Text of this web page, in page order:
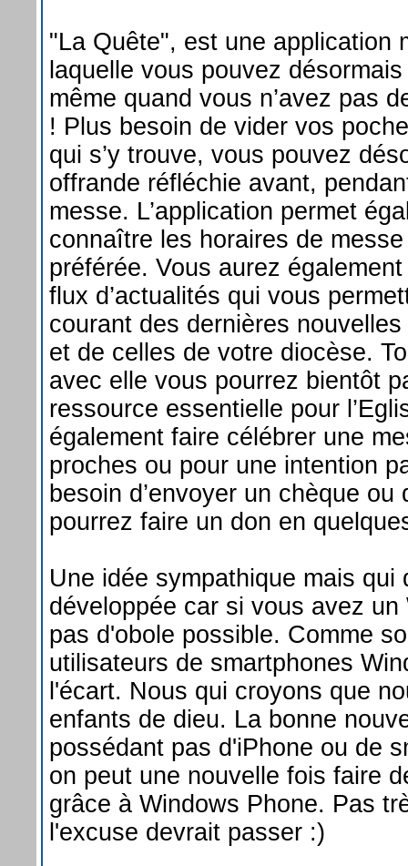
"La Quête", est une application
laquelle vous pouvez
même quand vous n’avez pas
! Plus besoin de vider vos
qui s’y trouve, vous pouvez
offrande réfléchie avant,
messe. L’application permet
connaître les horaires de
préférée. Vous aurez
flux d’actualités qui vous
courant des dernières
et de celles de votre diocèse.
avec elle vous pourrez bientôt
ressource essentielle pour
également faire célébrer une
proches ou pour une intention
besoin d’envoyer un chèque
pourrez faire un don en
Une idée sympathique mais qui
développée car si vous avez
pas d'obole possible. Comme
utilisateurs de smartphones
l'écart. Nous qui croyons que
enfants de dieu. La bonne
possédant pas d'iPhone ou de
on peut une nouvelle fois faire
grâce à Windows Phone. Pas
l'excuse devrait passer :)